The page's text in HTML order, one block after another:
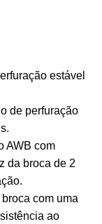
estável
de perfuração
AWB com
da broca de 2
com uma
ao